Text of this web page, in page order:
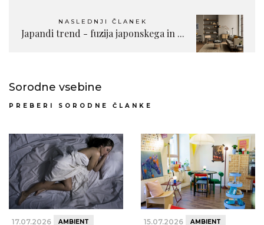
NASLEDNJI ČLANEK
Japandi trend - fuzija japonskega in ...
Sorodne vsebine
PREBERI SORODNE ČLANKE
17.07.2026 AMBIENT 15.07.2026 AMBIENT